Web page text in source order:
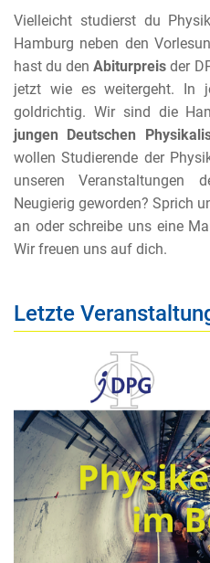
Vielleicht studierst du
Hamburg neben den
hast du denAbiturpreis der
jetzt wie es weitergeht. In
goldrichtig. Wir sind die
jungen Deutschen
wollen Studierende der
unseren Veranstaltungen
Neugierig geworden? Sprich
an oder schreibe uns eine
Wir freuen uns auf dich.
Letzte